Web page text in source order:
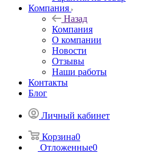
Компания
Назад
Компания
О компании
Новости
Отзывы
Наши работы
Контакты
Блог
Личный кабинет
Корзина0
Отложенные0